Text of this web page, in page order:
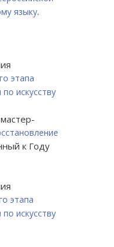
языку.
этапа
искусству
к Году
этапа
искусству